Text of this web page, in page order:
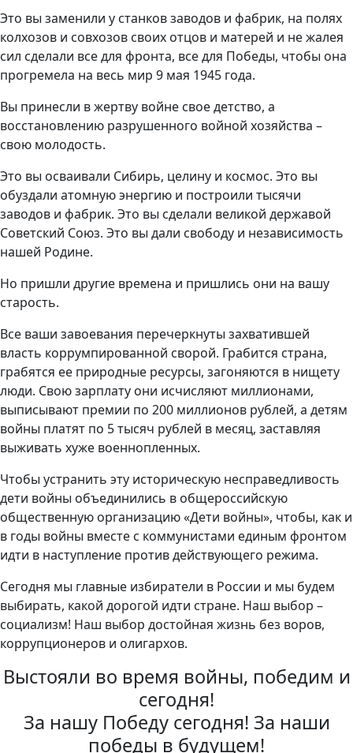
Это вы заменили у станков заводов и фабрик, на полях
колхозов и совхозов своих отцов и матерей и не жалея
сил сделали все для фронта, все для Победы, чтобы она
прогремела на весь мир 9 мая 1945 года.
Вы принесли в жертву войне свое детство, а
восстановлению разрушенного войной хозяйства –
свою молодость.
Это вы осваивали Сибирь, целину и космос. Это вы
обуздали атомную энергию и построили тысячи
заводов и фабрик. Это вы сделали великой державой
Советский Союз. Это вы дали свободу и независимость
нашей Родине.
Но пришли другие времена и пришлись они на вашу
старость.
Все ваши завоевания перечеркнуты захватившей
власть коррумпированной сворой. Грабится страна,
грабятся ее природные ресурсы, загоняются в нищету
люди. Свою зарплату они исчисляют миллионами,
выписывают премии по 200 миллионов рублей, а детям
войны платят по 5 тысяч рублей в месяц, заставляя
выживать хуже военнопленных.
Чтобы устранить эту историческую несправедливость
дети войны объединились в общероссийскую
общественную организацию «Дети войны», чтобы, как и
в годы войны вместе с коммунистами единым фронтом
идти в наступление против действующего режима.
Сегодня мы главные избиратели в России и мы будем
выбирать, какой дорогой идти стране. Наш выбор –
социализм! Наш выбор достойная жизнь без воров,
коррупционеров и олигархов.
Выстояли во время войны, победим и
сегодня!
За нашу Победу сегодня! За наши
победы в будущем!